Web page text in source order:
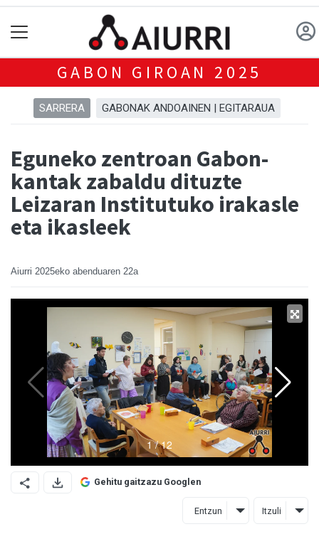
GABON GIROAN 2025
SARRERA GABONAK ANDOAINEN | EGITARAUA
Eguneko zentroan Gabon-
kantak zabaldu dituzte
Leizaran Institutuko irakasle
eta ikasleek
Aiurri 2025eko abenduaren 22a
Gehitu gaitzazu Googlen
Entzun Itzuli